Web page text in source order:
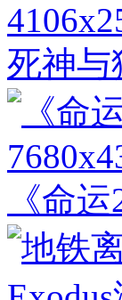
死神与
《命